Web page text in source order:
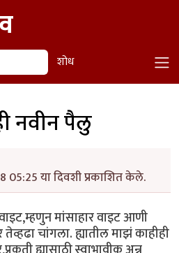
शोध
नवीन पैलु
05:25 या दिवशी प्रकाशित केले.
मांसाहार वाइट आणी
चांगला. ह्यातील माझं काहीही